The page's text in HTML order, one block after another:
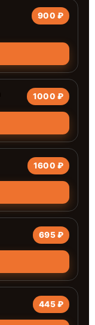
900 ₽
1000 ₽
1600 ₽
695 ₽
445 ₽